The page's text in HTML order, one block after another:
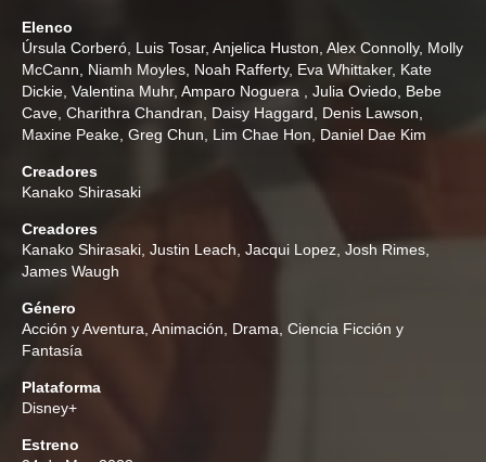
Elenco
Úrsula Corberó Luis Tosar, Anjelica Huston Alex Connolly, Molly
McCann
Niamh Moyles Noah Rafferty, Eva Whittaker, Kate
Dickie Valentina Muhr, Amparo Noguera Julia Oviedo Bebe
Cave Charithra Chandran Daisy Haggard Denis Lawson
Maxine Peake Greg Chun Lim Chae Hon Daniel Dae Kim
Creadores
Kanako Shirasaki
Creadores
Kanako Shirasaki Justin Leach Jacqui Lopez Josh Rimes
James Waugh
Género
Acción y Aventura Animación Drama Ciencia Ficción y
Fantasía
Plataforma
Disney+
Estreno